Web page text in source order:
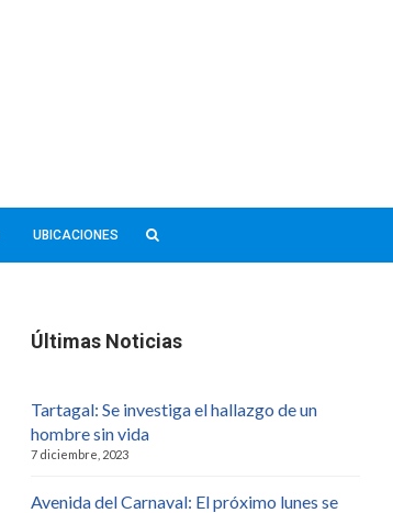
UBICACIONES
Últimas Noticias
Tartagal: Se investiga el hallazgo de un
hombre sin vida
7 diciembre, 2023
Avenida del Carnaval: El próximo lunes se